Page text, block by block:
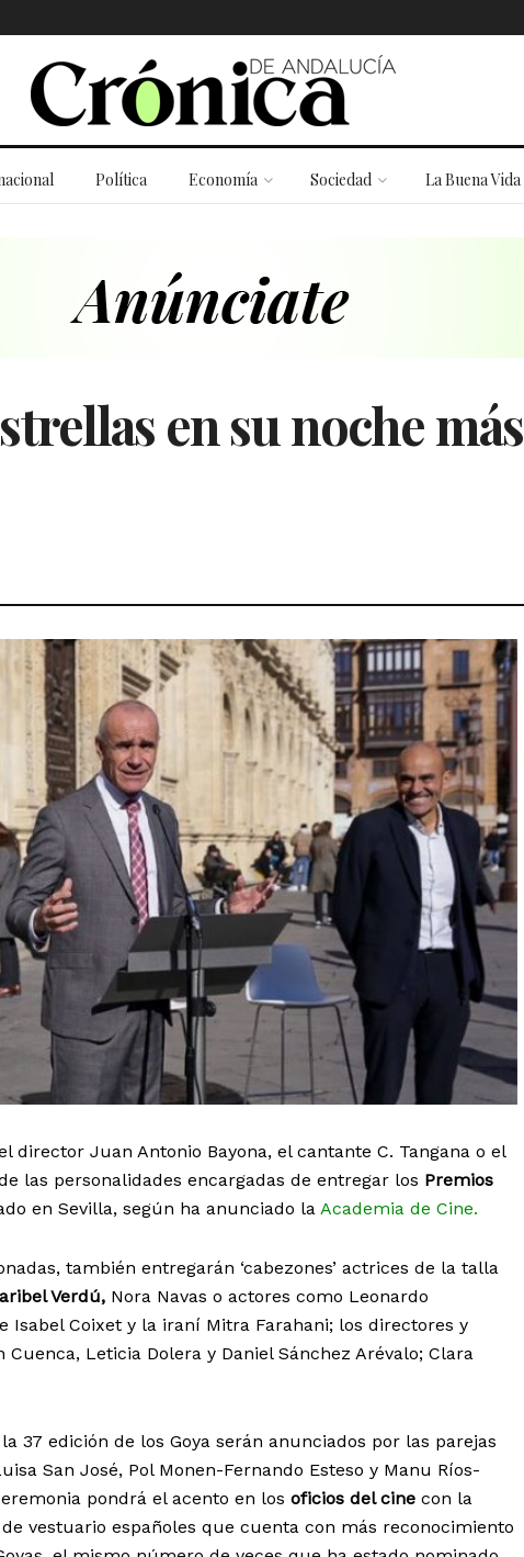
Política Economía Sociedad La Buena Vida
en su noche más
director Juan Antonio Bayona, el cantante C. Tangana o el
las personalidades encargadas de entregar los Premios
en Sevilla, según ha anunciado la Academia de Cine.
también entregarán ‘cabezones’ actrices de la talla
Verdú, Nora Navas o actores como Leonardo
Isabel Coixet y la iraní Mitra Farahani; los directores y
Leticia Dolera y Daniel Sánchez Arévalo; Clara
37 edición de los Goya serán anunciados por las parejas
San José, Pol Monen-Fernando Esteso y Manu Ríos-
pondrá el acento en los oficios del cine con la
vestuario españoles que cuenta con más reconocimiento